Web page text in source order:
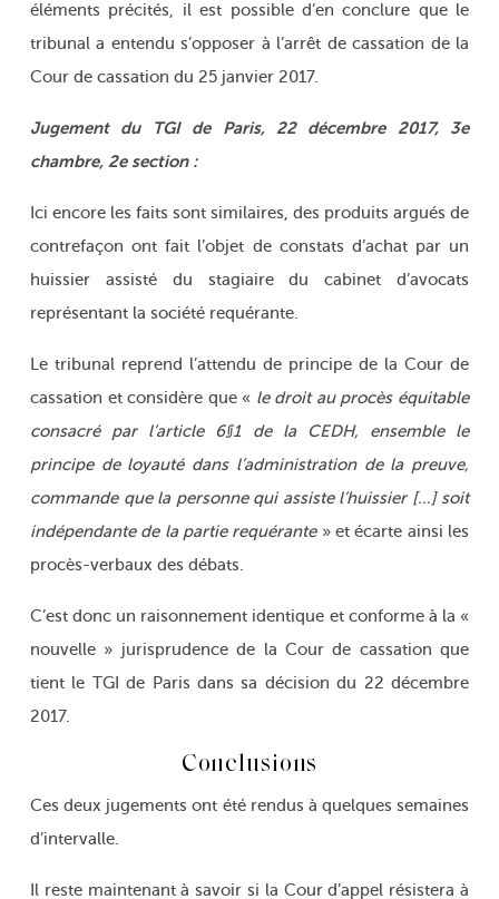
éléments précités, il est possible d’en conclure que le
tribunal a entendu s’opposer à l’arrêt de cassation de la
Cour de cassation du 25 janvier 2017.
Jugement du TGI de Paris, 22 décembre 2017, 3e
chambre, 2e section :
Ici encore les faits sont similaires, des produits argués de
contrefaçon ont fait l’objet de constats d’achat par un
huissier assisté du stagiaire du cabinet d’avocats
représentant la société requérante.
Le tribunal reprend l’attendu de principe de la Cour de
cassation et considère que « le droit au procès équitable
consacré par l’article 6§1 de la CEDH, ensemble le
principe de loyauté dans l’administration de la preuve,
commande que la personne qui assiste l’huissier […] soit
indépendante de la partie requérante » et écarte ainsi les
procès-verbaux des débats.
C’est donc un raisonnement identique et conforme à la «
nouvelle » jurisprudence de la Cour de cassation que
tient le TGI de Paris dans sa décision du 22 décembre
2017.
Conclusions
Ces deux jugements ont été rendus à quelques semaines
d’intervalle.
Il reste maintenant à savoir si la Cour d’appel résistera à